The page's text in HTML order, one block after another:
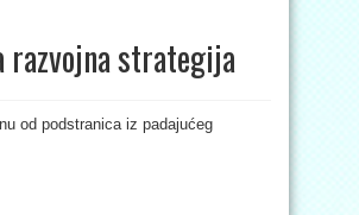
razvojna strategija
od podstranica iz padajućeg